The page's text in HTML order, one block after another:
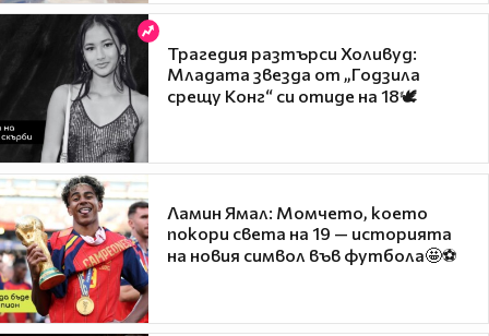
Трагедия разтърси Холивуд:
Младата звезда от „Годзила
срещу Конг“ си отиде на 18🕊️
Ламин Ямал: Момчето, което
покори света на 19 — историята
на новия символ във футбола🤩⚽